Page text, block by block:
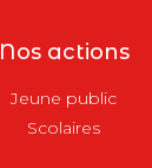
Nos actions
Jeune public
Scolaires